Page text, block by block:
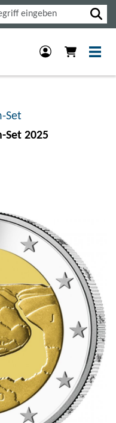
Set
Set 2025